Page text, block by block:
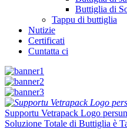
Buttiglia di
Tappu di buttiglia
Nutizie
Certificati
Cuntatta ci
Supportu Vetrapack Logo
Soluzione Totale di Buttiglia è